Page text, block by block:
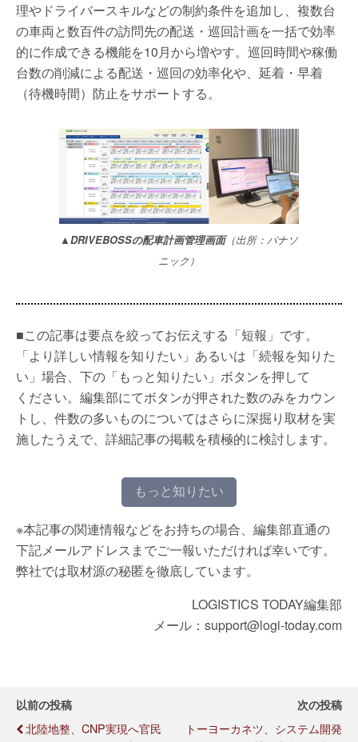
理やドライバースキルなどの制約条件を追加し、複数台
の車両と数百件の訪問先の配送・巡回計画を一括で効率
的に作成できる機能を10月から増やす。巡回時間や稼働
台数の削減による配送・巡回の効率化や、延着・早着
（待機時間）防止をサポートする。
▲DRIVEBOSSの配車計画管理画面（出所：パナソ
ニック）
■この記事は要点を絞ってお伝えする「短報」です。
「より詳しい情報を知りたい」あるいは「続報を知りた
い」場合、下の「もっと知りたい」ボタンを押して
ください。編集部にてボタンが押された数のみをカウン
トし、件数の多いものについてはさらに深掘り取材を実
施したうえで、詳細記事の掲載を積極的に検討します。
もっと知りたい
※本記事の関連情報などをお持ちの場合、編集部直通の
下記メールアドレスまでご一報いただければ幸いです。
弊社では取材源の秘匿を徹底しています。
LOGISTICS TODAY編集部
メール：support@logi-today.com
以前の投稿
北陸地整、CNP実現へ官民
次の投稿
トーヨーカネツ、システム開発